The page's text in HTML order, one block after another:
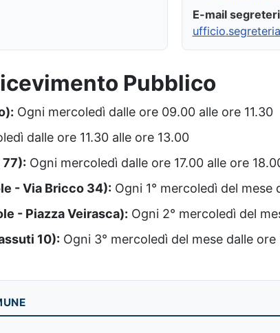
E-mail
Pubblico
Ogni mercoledì dalle ore 09.00 alle ore 11.30
dalle ore 11.30 alle ore 13.00
77): Ogni mercoledì dalle ore 17.00 alle ore
- Via Bricco 34): Ogni 1° mercoledì del mese
- Piazza Veirasca): Ogni 2° mercoledì del
10): Ogni 3° mercoledì del mese dalle